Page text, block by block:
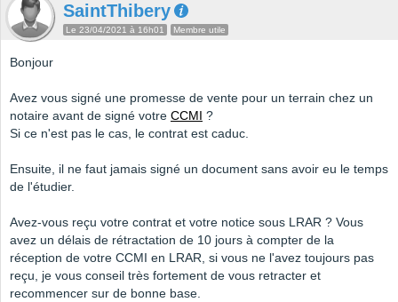
SaintThibery
Le 23/04/2021 à 16h01 Membre utile
Bonjour
Avez vous signé une promesse de vente pour un terrain chez un
notaire avant de signé votre CCMI ?
Si ce n'est pas le cas, le contrat est caduc.
Ensuite, il ne faut jamais signé un document sans avoir eu le temps
de l'étudier.
Avez-vous reçu votre contrat et votre notice sous LRAR ? Vous
avez un délais de rétractation de 10 jours à compter de la
réception de votre CCMI en LRAR, si vous ne l'avez toujours pas
reçu, je vous conseil très fortement de vous retracter et
recommencer sur de bonne base.